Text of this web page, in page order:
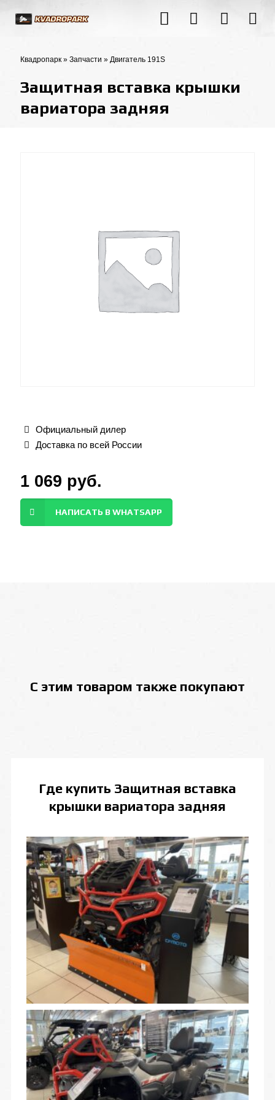
Квадропарк » Запчасти » Двигатель 191S
Защитная вставка крышки
вариатора задняя
Официальный дилер
Доставка по всей России
1 069 руб.
НАПИСАТЬ В WHATSAPP
С этим товаром также покупают
Где купить Защитная вставка
крышки вариатора задняя